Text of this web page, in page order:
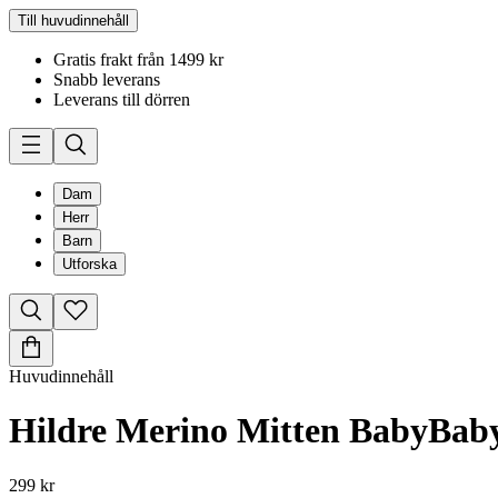
Till huvudinnehåll
Gratis frakt från 1499 kr
Snabb leverans
Leverans till dörren
Dam
Herr
Barn
Utforska
Huvudinnehåll
Hildre Merino Mitten Baby
299 kr